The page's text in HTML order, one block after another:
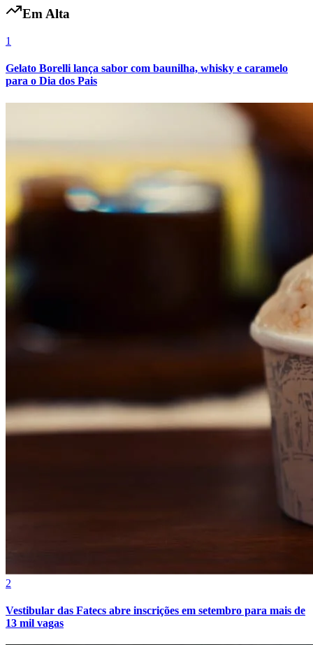
Em Alta
1
Gelato Borelli lança sabor com baunilha, whisky e caramelo
para o Dia dos Pais
2
Vestibular das Fatecs abre inscrições em setembro para mais de
13 mil vagas